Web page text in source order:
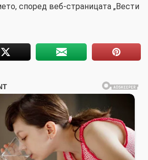
според веб-страницата „Вести